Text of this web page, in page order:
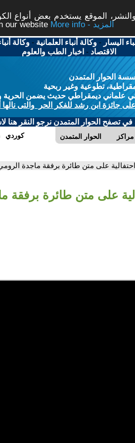
الموقع يستخدم بعض أنواع
our website
More info - المزيد
اليسار -وكالة أنباء العلمانية -وكالة
الاقتصاد - اخبار الطب والعلوم
الحوار المتمدن
تطوعية وغير ربحية
ديمقراطي حديث يضمن الحرية
جائزة ابن رشد للفكر الحر والتى نالها
في تصفح الحوار المتمدن نرجو النقر هنا
الحوار المتمدن مراكز كوردي
على متن طائرة برفقة ماجدة
على متن طائرة برفقة